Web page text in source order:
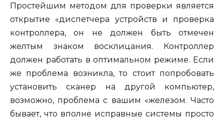
Простейшим методом для проверки является
открытие «диспетчера устройств и проверка
контроллера, он не должен быть отмечен
желтым знаком восклицания. Контроллер
должен работать в оптимальном режиме. Если
же проблема возникла, то стоит попробовать
установить сканер на другой компьютер,
возможно, проблема с вашим «железом. Часто
бывает, что вполне исправные системы просто